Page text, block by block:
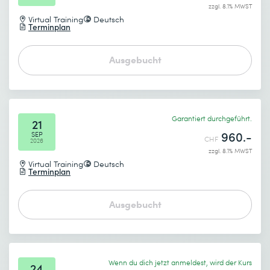
Absenden
* Pflichtfelder
Gewünschtes Startdatum (DD.MM.YYYY) *
Gewünschtes Enddatum (DD.MM.YYYY) *
Datenschutzbestimmungen
Virtual Training Deutsch
Terminplan
zzgl. 8.1% MWST
Ausgebucht
21
SEP
2026
Virtual Training Deutsch
Terminplan
Garantiert durchgeführt.
CHF 960.-
zzgl. 8.1% MWST
Ausgebucht
Wenn du dich jetzt anmeldest, wird der Kurs